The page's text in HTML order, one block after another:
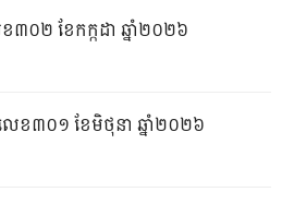
៣០២ ខែកក្កដា ឆ្នាំ២០២៦
លេខ៣០១ ខែមិថុនា ឆ្នាំ២០២៦